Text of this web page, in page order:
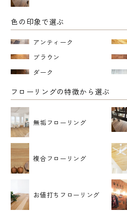
色の印象で選ぶ
アンティーク
ブラウン
ダーク
フローリングの特徴から選ぶ
無垢フローリング
複合フローリング
お値打ちフローリング